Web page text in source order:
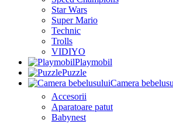
Star Wars
Super Mario
Technic
Trolls
VIDIYO
Playmobil
Puzzle
Camera
Accesorii
Aparatoare patut
Babynest